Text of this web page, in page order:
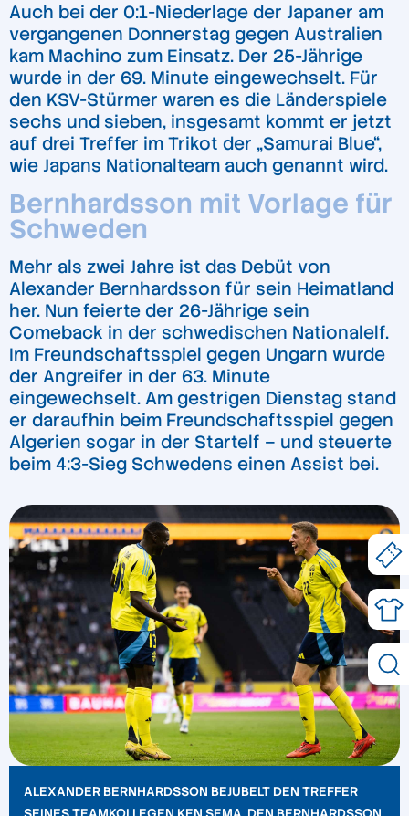
Auch bei der 0:1-Niederlage der Japaner am
vergangenen Donnerstag gegen Australien
kam Machino zum Einsatz. Der 25-Jährige
wurde in der 69. Minute eingewechselt. Für
den KSV-Stürmer waren es die Länderspiele
sechs und sieben, insgesamt kommt er jetzt
auf drei Treffer im Trikot der „Samurai Blue“,
wie Japans Nationalteam auch genannt wird.
Bernhardsson mit Vorlage für
Schweden
Mehr als zwei Jahre ist das Debüt von
Alexander Bernhardsson für sein Heimatland
her. Nun feierte der 26-Jährige sein
Comeback in der schwedischen Nationalelf.
Im Freundschaftsspiel gegen Ungarn wurde
der Angreifer in der 63. Minute
eingewechselt. Am gestrigen Dienstag stand
er daraufhin beim Freundschaftsspiel gegen
Algerien sogar in der Startelf – und steuerte
beim 4:3-Sieg Schwedens einen Assist bei.
ALEXANDER BERNHARDSSON BEJUBELT DEN TREFFER